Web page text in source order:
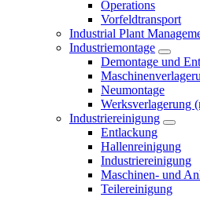
Operations
Vorfeldtransport
Industrial Plant
Industriemontage
Demontage und
Neumontage
Werksverlagerung
Industriereinigung
Entlackung
Hallenreinigung
Industriereinigung
Maschinen- und
Teilereinigung